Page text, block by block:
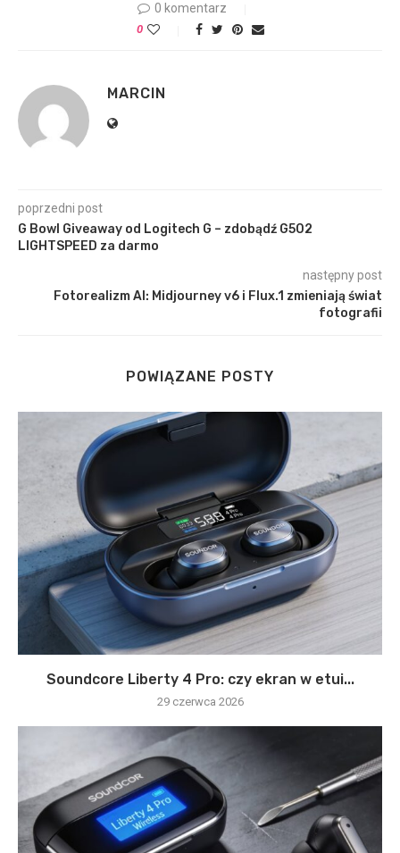
0 komentarz
0
MARCIN
poprzedni post
G Bowl Giveaway od Logitech G – zdobądź G502
LIGHTSPEED za darmo
następny post
Fotorealizm AI: Midjourney v6 i Flux.1 zmieniają świat
fotografii
POWIĄZANE POSTY
Soundcore Liberty 4 Pro: czy ekran w etui...
29 czerwca 2026